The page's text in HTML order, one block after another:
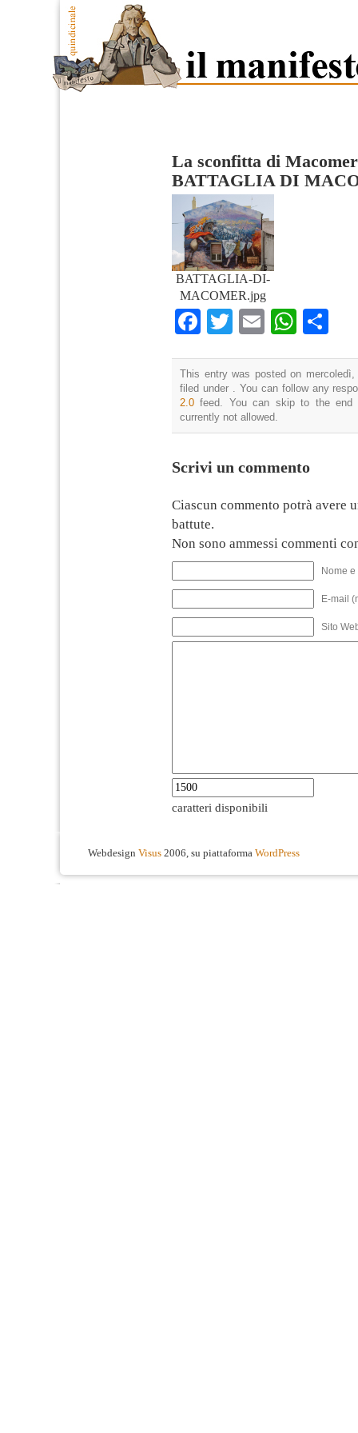
La sconfitta di
BATTAGLIA DI
BATTAGLIA-DI-
MACOMER.jpg
Facebook
Twitter
Email
This entry was posted on
filed under . You can follow any
2.0 feed. You can skip to the end
currently not allowed.
Scrivi un commento
Ciascun commento potrà avere
battute.
Non sono ammessi commenti
Nome
E-mail
Sito
caratteri disponibili
Webdesign Visus 2006, su piattaforma WordPress